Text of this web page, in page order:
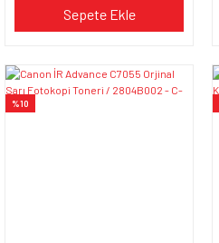
Sepete Ekle
%10